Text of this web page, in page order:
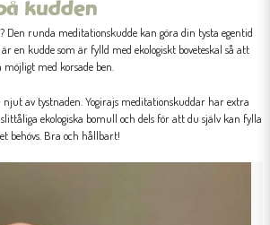
kudden
Den runda meditationskudde kan göra din tysta egentid
en kudde som är fylld med ekologiskt boveteskal så att
med korsade ben.
njut av tystnaden. Yogirajs meditationskuddar har extra
slittåliga ekologiska bomull och dels för att du själv kan fylla
behövs. Bra och hållbart!